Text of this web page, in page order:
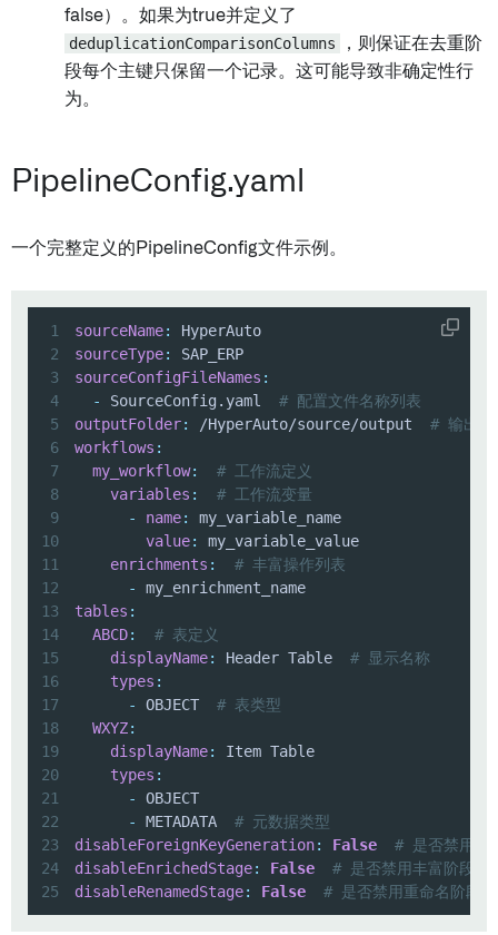
false）。如果为true并定义了
deduplicationComparisonColumns
，则保证在去重阶
段每个主键只保留一个记录。这可能导致非确定性行
为。
PipelineConfig.yaml
一个完整定义的PipelineConfig文件示例。
1 sourceName:
2
sourceType:
3
sourceConfigFileNames :
4
- SourceConfig.yaml # 配置文件名称列表
5
outputFolder: /HyperAuto/source/output # 输出文
6
workflows :
7
my_workflow:
# 工作流定义
8
variables :
# 工作流变量
9
- name:
10
value:
11
enrichments :
# 丰富操作列表
12
-
13
tables :
14
ABCD:
# 表定义
15
displayName: Header Table # 显示名称
16
types :
17
- OBJECT # 表类型
18
WXYZ:
19
displayName:
20
types :
21
-
22
- METADATA # 元数据类型
23
disableForeignKeyGeneration: False
# 是否禁用外
24
disableEnrichedStage: False
# 是否禁用丰富阶段
25
disableRenamedStage: False # 是否禁用重命名阶段